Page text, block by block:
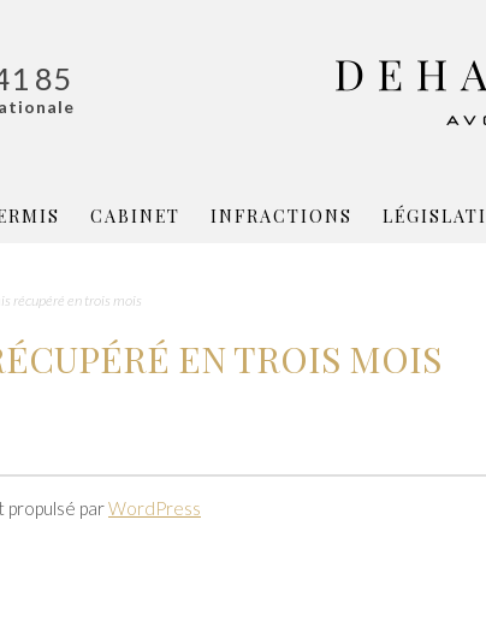
85
CABINET INFRACTIONS
récupéré en trois mois
EN TROIS MOIS
propulsé parWordPress